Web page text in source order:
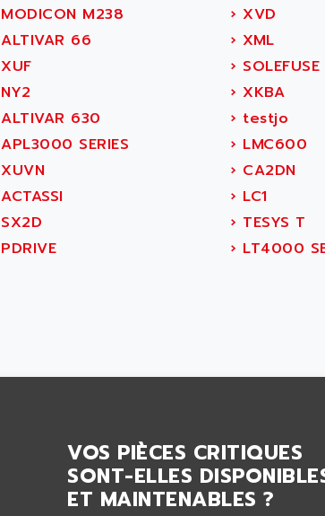
MODICON M238 › XVD
ALTIVAR 66 › XML
XUF › SOLEFUSE
NY2 › XKBA
ALTIVAR 630 › testjo
APL3000 SERIES › LMC600
XUVN › CA2DN
ACTASSI › LC1
SX2D › TESYS T
PDRIVE › LT4000
VOS PIÈCES CRITIQUES
SONT-ELLES
ET MAINTENABLES ?